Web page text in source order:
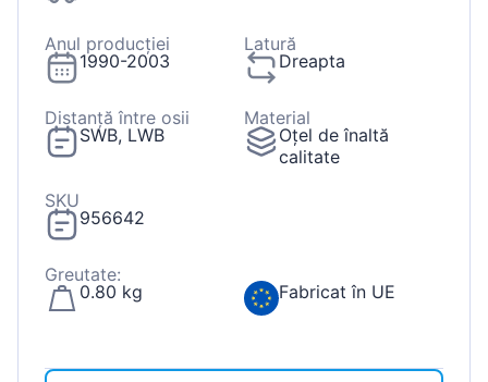
Anul producției
1990-2003
Latură
Dreapta
Distanță între osii
SWB, LWB
Material
Oțel de înaltă
calitate
SKU
956642
Greutate:
0.80 kg
Fabricat în UE